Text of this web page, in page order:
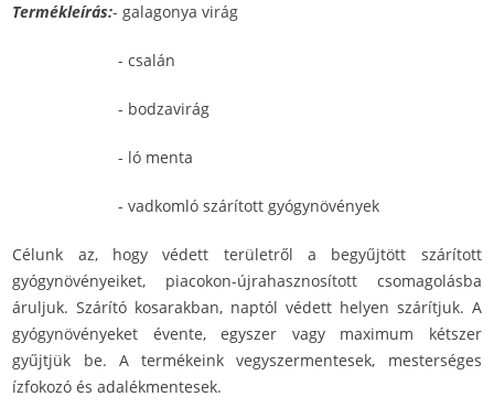
Termékleírás:- galagonya virág
- csalán
- bodzavirág
- ló menta
- vadkomló szárított gyógynövények
Célunk az, hogy védett területről a begyűjtött szárított
gyógynövényeiket, piacokon-újrahasznosított csomagolásba
áruljuk. Szárító kosarakban, naptól védett helyen szárítjuk. A
gyógynövényeket évente, egyszer vagy maximum kétszer
gyűjtjük be. A termékeink vegyszermentesek, mesterséges
ízfokozó és adalékmentesek.